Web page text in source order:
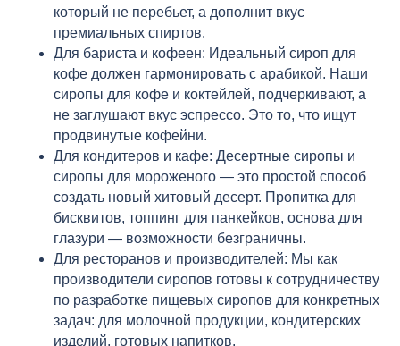
который не перебьет, а дополнит вкус
премиальных спиртов.
Для бариста и кофеен: Идеальный сироп для
кофе должен гармонировать с арабикой. Наши
сиропы для кофе и коктейлей, подчеркивают, а
не заглушают вкус эспрессо. Это то, что ищут
продвинутые кофейни.
Для кондитеров и кафе: Десертные сиропы и
сиропы для мороженого — это простой способ
создать новый хитовый десерт. Пропитка для
бисквитов, топпинг для панкейков, основа для
глазури — возможности безграничны.
Для ресторанов и производителей: Мы как
производители сиропов готовы к сотрудничеству
по разработке пищевых сиропов для конкретных
задач: для молочной продукции, кондитерских
изделий, готовых напитков.